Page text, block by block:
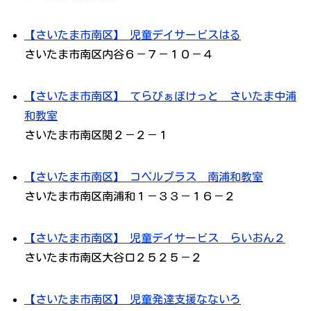
【さいたま市南区】 児童デイサービスはる
さいたま市南区内谷６－７－１０－４
【さいたま市南区】 てらぴぁぽけっと さいたま中浦
和教室
さいたま市南区関２－２－１
【さいたま市南区】 コペルプラス 南浦和教室
さいたま市南区南浦和１－３３－１６－２
【さいたま市南区】 児童デイサービス らいおん２
さいたま市南区大谷口２５２５－２
【さいたま市南区】 児童発達支援なないろ